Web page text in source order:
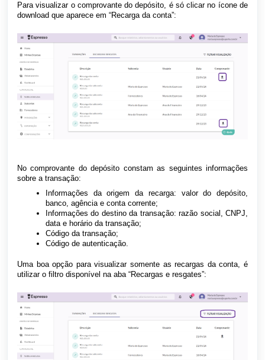
Para visualizar o comprovante do depósito, é só clicar no ícone de
download que aparece em “Recarga da conta”:
No comprovante do depósito constam as seguintes informações
sobre a transação:
Informações da origem da recarga: valor do depósito,
banco, agência e conta corrente;
Informações do destino da transação: razão social, CNPJ,
data e horário da transação;
Código da transação;
Código de autenticação.
Uma boa opção para visualizar somente as recargas da conta, é
utilizar o filtro disponível na aba “Recargas e resgates”: